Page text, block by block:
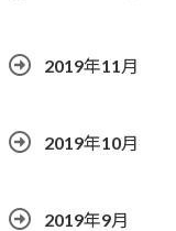
2019年11月
2019年10月
2019年9月